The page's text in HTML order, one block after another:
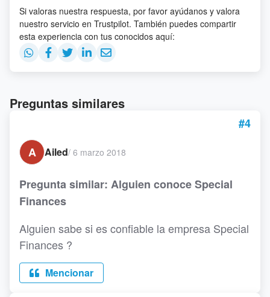
Si valoras nuestra respuesta, por favor ayúdanos y valora
nuestro servicio en Trustpilot. También puedes compartir
esta experiencia con tus conocidos aquí:
Preguntas similares
#4
A
Ailed/ 6 marzo 2018
Pregunta similar: Alguien conoce Special
Finances
Alguien sabe si es confiable la empresa Special
Finances ?
Mencionar